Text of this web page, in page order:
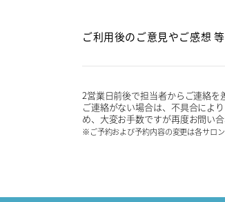
ご利用後のご意見やご感想 等
2営業日前後で担当者からご連絡を
ご連絡がない場合は、不具合によ
め、大変お手数ですが再度お問い合
※ご予約および予約内容の変更は各サロン